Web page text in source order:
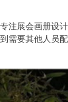
注展会画册设
需要其他人员